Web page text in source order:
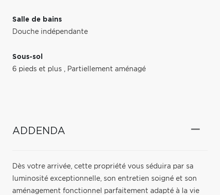
Salle de bains
Douche indépendante
Sous-sol
6 pieds et plus , Partiellement aménagé
ADDENDA
Dès votre arrivée, cette propriété vous séduira par sa
luminosité exceptionnelle, son entretien soigné et son
aménagement fonctionnel parfaitement adapté à la vie